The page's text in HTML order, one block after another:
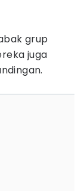
grup
juga